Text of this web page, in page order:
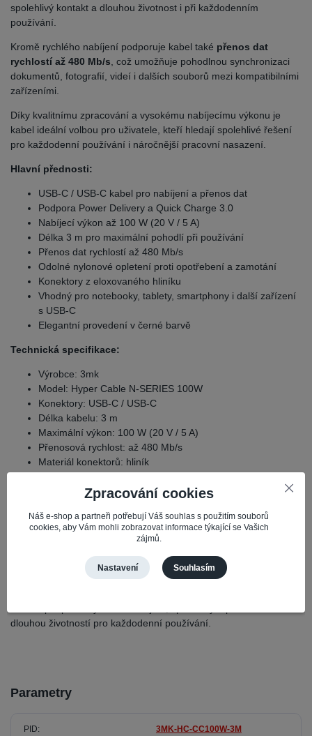
spolehlivý kontakt a dlouhou životnost i při každodenním
používání.
Kromě rychlého nabíjení podporuje kabel také přenos dat
rychlostí až 480 Mb/s, což umožňuje pohodlnou synchronizaci
dokumentů, fotografií, videí i dalších souborů mezi kompatibilními
zařízeními.
Díky kvalitnímu zpracování a vysokému nabíjecímu výkonu je
kabel ideální volbou pro uživatele, kteří hledají spolehlivé řešení
pro každodenní používání i náročnější pracovní nasazení.
Hlavní přednosti:
USB-C / USB-C kabel pro nabíjení a přenos dat
Podpora Power Delivery a Quick Charge 3.0
Nabíjecí výkon až 100 W (20 V / 5 A)
Délka 3 m pro maximální pohodlí při používání
Přenos dat rychlostí až 480 Mb/s
Odolné nylonové opletení proti opotřebení a zamotání
Konektory z eloxovaného hliníku
Vhodný pro notebooky, tablety, smartphony i další zařízení
s USB-C
Elegantní provedení v černé barvě
Technická specifikace:
Výrobce: 3mk
Model: Hyper Cable N-SERIES 100W
Konektory: USB-C / USB-C
Délka kabelu: 3 m
Maximální výkon: 100 W (20 V / 5 A)
Přenosová rychlost: až 480 Mb/s
Materiál konektorů: hliník
Barva: černá
Obsah balení:
1× kabel 3mk Hyper Cable N-SERIES USB-C / USB-C 100
3mk Hyper Cable N-SERIES 100Wje ideální volbou pro
dlouhou životností pro každodenní používání.
Parametry
PID 3MK-HC-CC100W-3M
Zpracování cookies
Náš e-shop a partneři potřebují Váš souhlas s použitím souborů
cookies, aby Vám mohli zobrazovat informace týkající se Vašich
zájmů.
Nastavení Souhlasím